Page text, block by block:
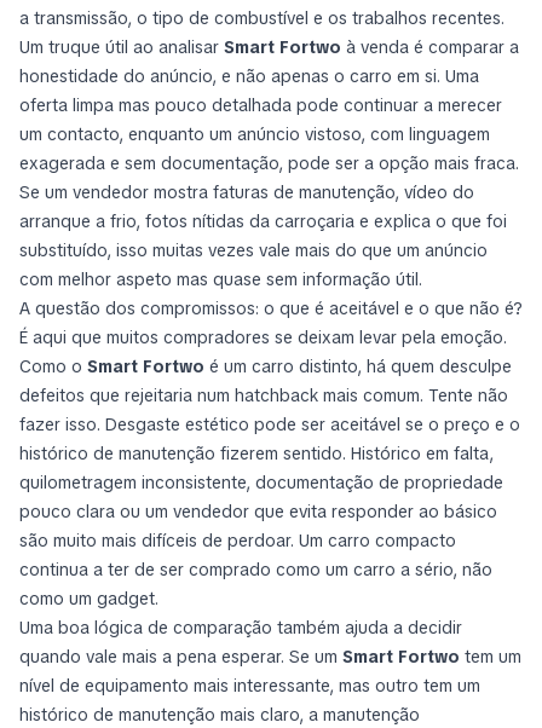
a transmissão, o tipo de combustível e os trabalhos recentes.
Um truque útil ao analisar Smart Fortwo à venda é comparar a
honestidade do anúncio, e não apenas o carro em si. Uma
oferta limpa mas pouco detalhada pode continuar a merecer
um contacto, enquanto um anúncio vistoso, com linguagem
exagerada e sem documentação, pode ser a opção mais fraca.
Se um vendedor mostra faturas de manutenção, vídeo do
arranque a frio, fotos nítidas da carroçaria e explica o que foi
substituído, isso muitas vezes vale mais do que um anúncio
com melhor aspeto mas quase sem informação útil.
A questão dos compromissos: o que é aceitável e o que não é?
É aqui que muitos compradores se deixam levar pela emoção.
Como o Smart Fortwo é um carro distinto, há quem desculpe
defeitos que rejeitaria num hatchback mais comum. Tente não
fazer isso. Desgaste estético pode ser aceitável se o preço e o
histórico de manutenção fizerem sentido. Histórico em falta,
quilometragem inconsistente, documentação de propriedade
pouco clara ou um vendedor que evita responder ao básico
são muito mais difíceis de perdoar. Um carro compacto
continua a ter de ser comprado como um carro a sério, não
como um gadget.
Uma boa lógica de comparação também ajuda a decidir
quando vale mais a pena esperar. Se um Smart Fortwo tem um
nível de equipamento mais interessante, mas outro tem um
histórico de manutenção mais claro, a manutenção